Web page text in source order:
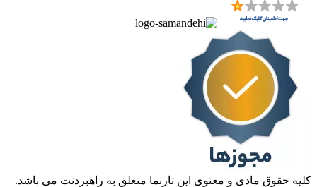
کلیه حقوق مادی و معنوی این تارنما متعلق به راهبردنت می باشد.